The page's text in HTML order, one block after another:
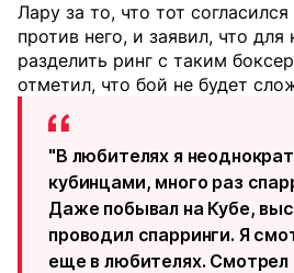
Лару за то, что тот
против него, и заявил, что для
разделить ринг с таким
отметил, что бой не будет
"В любителях я
кубинцами, много раз
Даже побывал на Кубе,
проводил спарринги. Я
еще в любителях. Смотрел